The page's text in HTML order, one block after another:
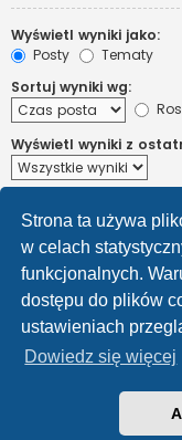
Strona ta używa
w celach
funkcjonalnych.
dostępu do plików
ustawieniach
Dowiedz się więcej
Wyświetl wyniki jako:
Posty
Tematy
Sortuj wyniki wg:
Wyświetl wyniki z
Ustaw 0, aby wyświetlić
znaków w
Forum OC PL